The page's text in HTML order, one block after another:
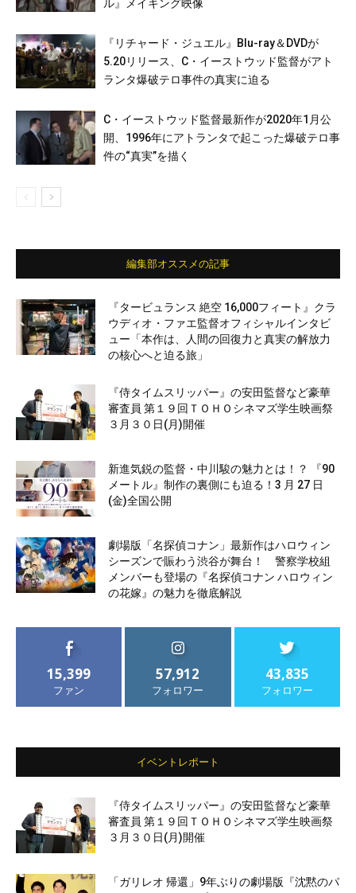
ル』メイキング映像
『リチャード・ジュエル』Blu-ray＆DVDが
5.20リリース、C・イーストウッド監督がアト
ランタ爆破テロ事件の真実に迫る
C・イーストウッド監督最新作が2020年1月公
開、1996年にアトランタで起こった爆破テロ事
件の“真実”を描く
編集部オススメの記事
『タービュランス 絶空 16,000フィート』クラ
ウディオ・ファエ監督オフィシャルインタビ
ュー「本作は、人間の回復力と真実の解放力
の核心へと迫る旅」
『侍タイムスリッパー』の安田監督など豪華
審査員 第１９回ＴＯＨＯシネマズ学生映画祭
３月３０日(月)開催
新進気鋭の監督・中川駿の魅力とは！？ 『90
メートル』制作の裏側にも迫る！3 月 27 日
(金)全国公開
劇場版「名探偵コナン」最新作はハロウィン
シーズンで賑わう渋谷が舞台！ 警察学校組
メンバーも登場の『名探偵コナン ハロウィン
の花嫁』の魅力を徹底解説
15,399
ファン
57,912
フォロワー
43,835
フォロワー
イベントレポート
『侍タイムスリッパー』の安田監督など豪華
審査員 第１９回ＴＯＨＯシネマズ学生映画祭
３月３０日(月)開催
「ガリレオ 帰還」9年ぶりの劇場版『沈黙のパ